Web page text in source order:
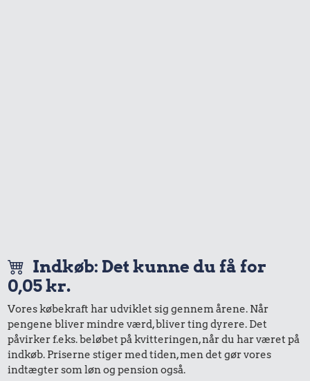
Indkøb: Det kunne du få for
0,05 kr.
Vores købekraft har udviklet sig gennem årene. Når
pengene bliver mindre værd, bliver ting dyrere. Det
påvirker f.eks. beløbet på kvitteringen, når du har været på
indkøb. Priserne stiger med tiden, men det gør vores
indtægter som løn og pension også.